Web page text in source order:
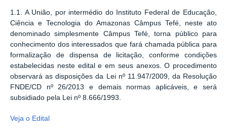
1.1. A União, por intermédio do Instituto Federal de Educação,
Ciência e Tecnologia do Amazonas Câmpus Tefé, neste ato
denominado simplesmente Câmpus Tefé, torna público para
conhecimento dos interessados que fará chamada pública para
formalização de dispensa de licitação, conforme condições
estabelecidas neste edital e em seus anexos. O procedimento
observará as disposições da Lei nº 11.947/2009, da Resolução
FNDE/CD nº 26/2013 e demais normas aplicáveis, e será
subsidiado pela Lei nº 8.666/1993.
Veja o Edital